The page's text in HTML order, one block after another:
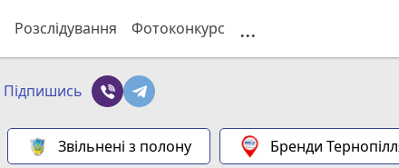
Розслідування Фотоконкурс ...
Підпишись
Звільнені з полону Бренди